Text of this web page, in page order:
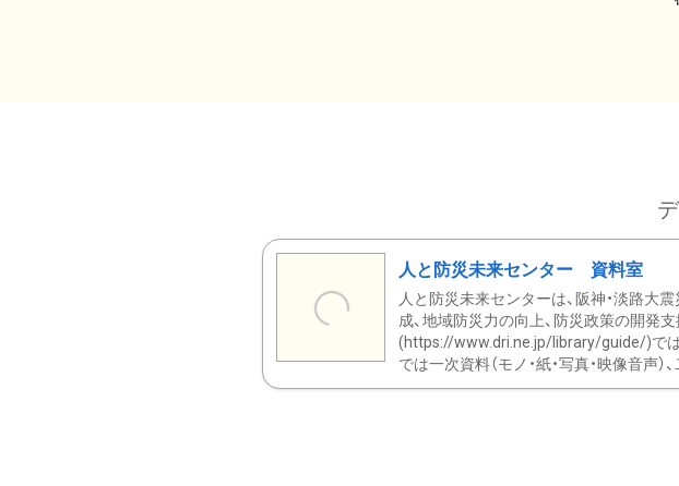
人と防災未来センター 資料室
人と防災未来センターは、阪神・淡路大
成、地域防災力の向上、防災政策の開発
(https://www.dri.ne.jp/library/guide/)では
では一次資料（モノ・紙・写真・映像音声）、